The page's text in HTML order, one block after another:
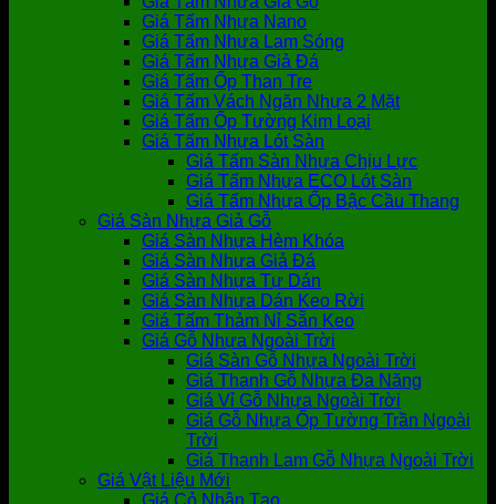
Giá Tấm Nhựa Nano
Giá Tấm Nhựa Lam Sóng
Giá Tấm Nhựa Giả Đá
Giá Tấm Ốp Than Tre
Giá Tấm Vách Ngăn Nhựa 2 Mặt
Giá Tấm Ốp Tường Kim Loại
Giá Tấm Nhựa Lót Sàn
Giá Tấm Sàn Nhựa Chịu Lực
Giá Tấm Nhựa ECO Lót Sàn
Giá Tấm Nhựa Ốp Bậc Cầu Thang
Giá Sàn Nhựa Giả Gỗ
Giá Sàn Nhựa Hèm Khóa
Giá Sàn Nhựa Giả Đá
Giá Sàn Nhựa Tự Dán
Giá Sàn Nhựa Dán Keo Rời
Giá Tấm Thảm Nỉ Sẵn Keo
Giá Gỗ Nhựa Ngoài Trời
Giá Sàn Gỗ Nhựa Ngoài Trời
Giá Thanh Gỗ Nhựa Đa Năng
Giá Vỉ Gỗ Nhựa Ngoài Trời
Giá Gỗ Nhựa Ốp Tường Trần Ngoài
Trời
Giá Thanh Lam Gỗ Nhựa Ngoài Trời
Giá Vật Liệu Mới
Giá Cỏ Nhân Tạo